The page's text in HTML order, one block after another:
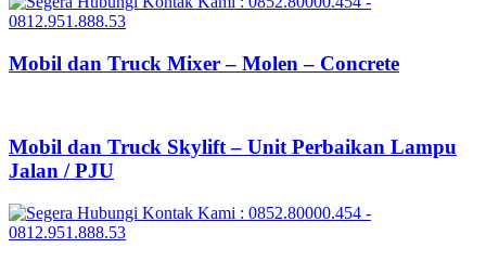
Mobil dan Truck Mixer – Molen – Concrete
Mobil dan Truck Skylift – Unit Perbaikan Lampu
Jalan / PJU